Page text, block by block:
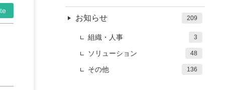
お知らせ 209
組織・人事 3
ソリューション 48
その他 136